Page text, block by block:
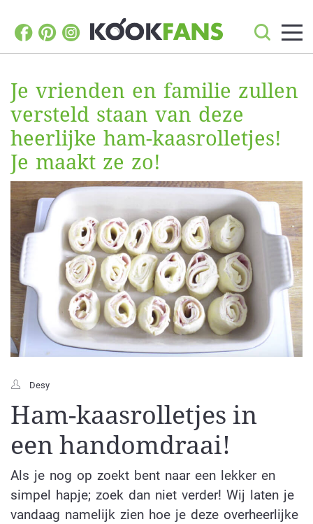
Je vrienden en familie zullen
versteld staan van deze
heerlijke ham-kaasrolletjes!
Je maakt ze zo!
Desy
Ham-kaasrolletjes in
een handomdraai!
Als je nog op zoekt bent naar een lekker en
simpel hapje; zoek dan niet verder! Wij laten je
vandaag namelijk zien hoe je deze overheerlijke